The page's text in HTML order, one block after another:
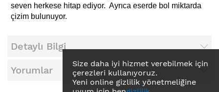
Size daha iyi hizmet verebilmek için
çerezleri kullanıyoruz.
Yeni online gizlilik yönetmeliğine
seven herkese hitap ediyor. Ayrıca eserde bol miktarda
çizim bulunuyor.
Detaylı Bilgi
Yorumlar